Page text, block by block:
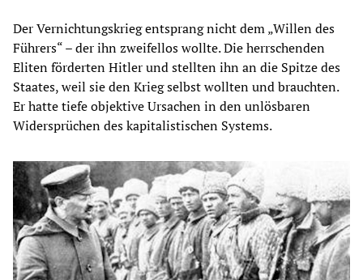
Der Vernichtungskrieg entsprang nicht dem „Willen des
Führers“ – der ihn zweifellos wollte. Die herrschenden
Eliten förderten Hitler und stellten ihn an die Spitze des
Staates, weil sie den Krieg selbst wollten und brauchten.
Er hatte tiefe objektive Ursachen in den unlösbaren
Widersprüchen des kapitalistischen Systems.